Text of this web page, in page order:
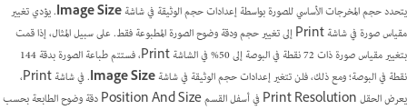
يتحدد حجم المخرجات الأساسي للصورة بواسطة إعدادات حجم الوثيقة في شاشةImage Size. يؤدي تغيير
مقياس صورة في شاشة Print إلى تغيير حجم ودقة وضوح الصورة المطبوعة فقط. على سبيل المثال، إذا قمت
بتغيير مقياس صورة ذات 72 نقطة في البوصة إلى 50% في الشاشة Print، فستتم طباعة الصورة بدقة 144
نقطة في البوصة؛ ومع ذلك، فلن تتغير إعدادات حجم الوثيقة في شاشةImage Size
. في شاشة Print،
يعرض الحقل Print Resolution في أسفل القسم Position And Size دقة وضوح الطابعة بحسب